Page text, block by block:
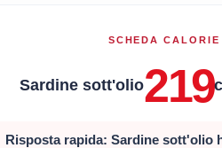
SCHEDA
Sardine sott'olio219
Risposta rapida: Sardine sott'olio